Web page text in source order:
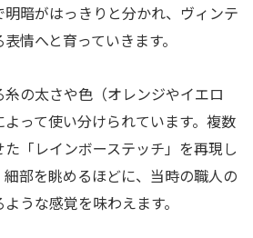
暗がはっきりと分かれ、ヴィンテ
情へと育っていきます。
の太さや色（オレンジやイエロ
って使い分けられています。複数
「レインボーステッチ」を再現し
部を眺めるほどに、当時の職人の
うな感覚を味わえます。